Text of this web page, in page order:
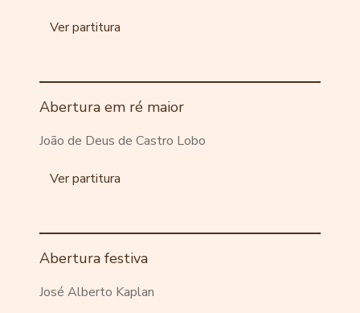
Ver partitura
Abertura em ré maior
João de Deus de Castro Lobo
Ver partitura
Abertura festiva
José Alberto Kaplan